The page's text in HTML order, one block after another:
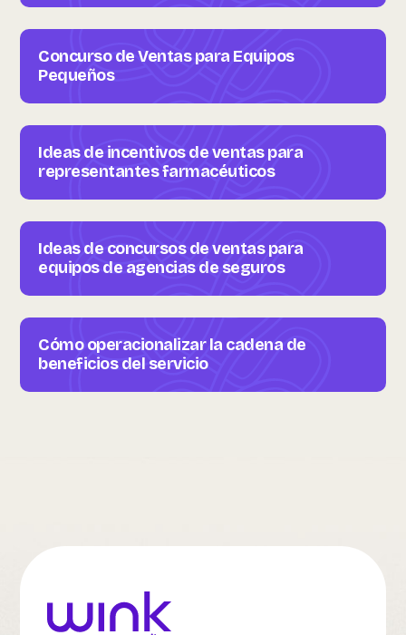
Concurso de Ventas para Equipos
Pequeños
Ideas de incentivos de ventas para
representantes farmacéuticos
Ideas de concursos de ventas para
equipos de agencias de seguros
Cómo operacionalizar la cadena de
beneficios del servicio